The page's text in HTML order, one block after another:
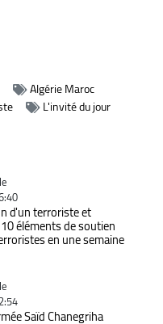
Algérie Maroc
L'invité du jour
d'un terroriste et
éléments de soutien
en une semaine
Saïd Chanegriha